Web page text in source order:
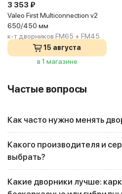
3 353 ₽
Valeo First Multiconnection v2
650/450 мм
к-т дворников FM65 + FM45
15 августа
в 1 магазине
Частые вопросы
Как часто нужно менять
Какого производителя и
выбрать?
Какие дворники лучше: